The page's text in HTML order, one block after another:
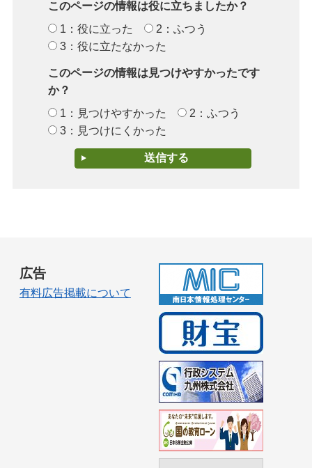
このページの情報は役に立ちましたか？
1：役に立った
2：ふつう
3：役に立たなかった
このページの情報は見つけやすかったです
か？
1：見つけやすかった
2：ふつう
3：見つけにくかった
広告
有料広告掲載について